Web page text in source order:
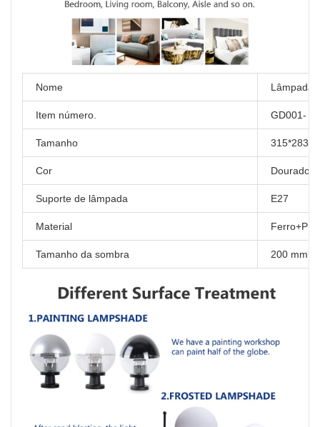
Nome Lâmpada
Item número. GD001-
Tamanho
Cor Dourado/
Suporte de lâmpada E27
Material
Tamanho da sombra 200 mm